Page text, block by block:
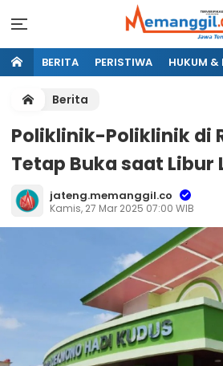
BERITA PERISTIWA HUKUM &
Berita
Poliklinik-Poliklinik di
Tetap Buka saat Libur
jateng.memanggil.co
Kamis, 27 Mar 2025 07:00 WIB